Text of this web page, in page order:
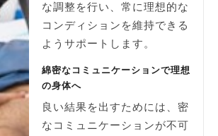
な調整を行い、常に理想的な
コンディションを維持できる
ようサポートします。
綿密なコミュニケーションで理想
の身体へ
良い結果を出すためには、密
なコミュニケーションが不可